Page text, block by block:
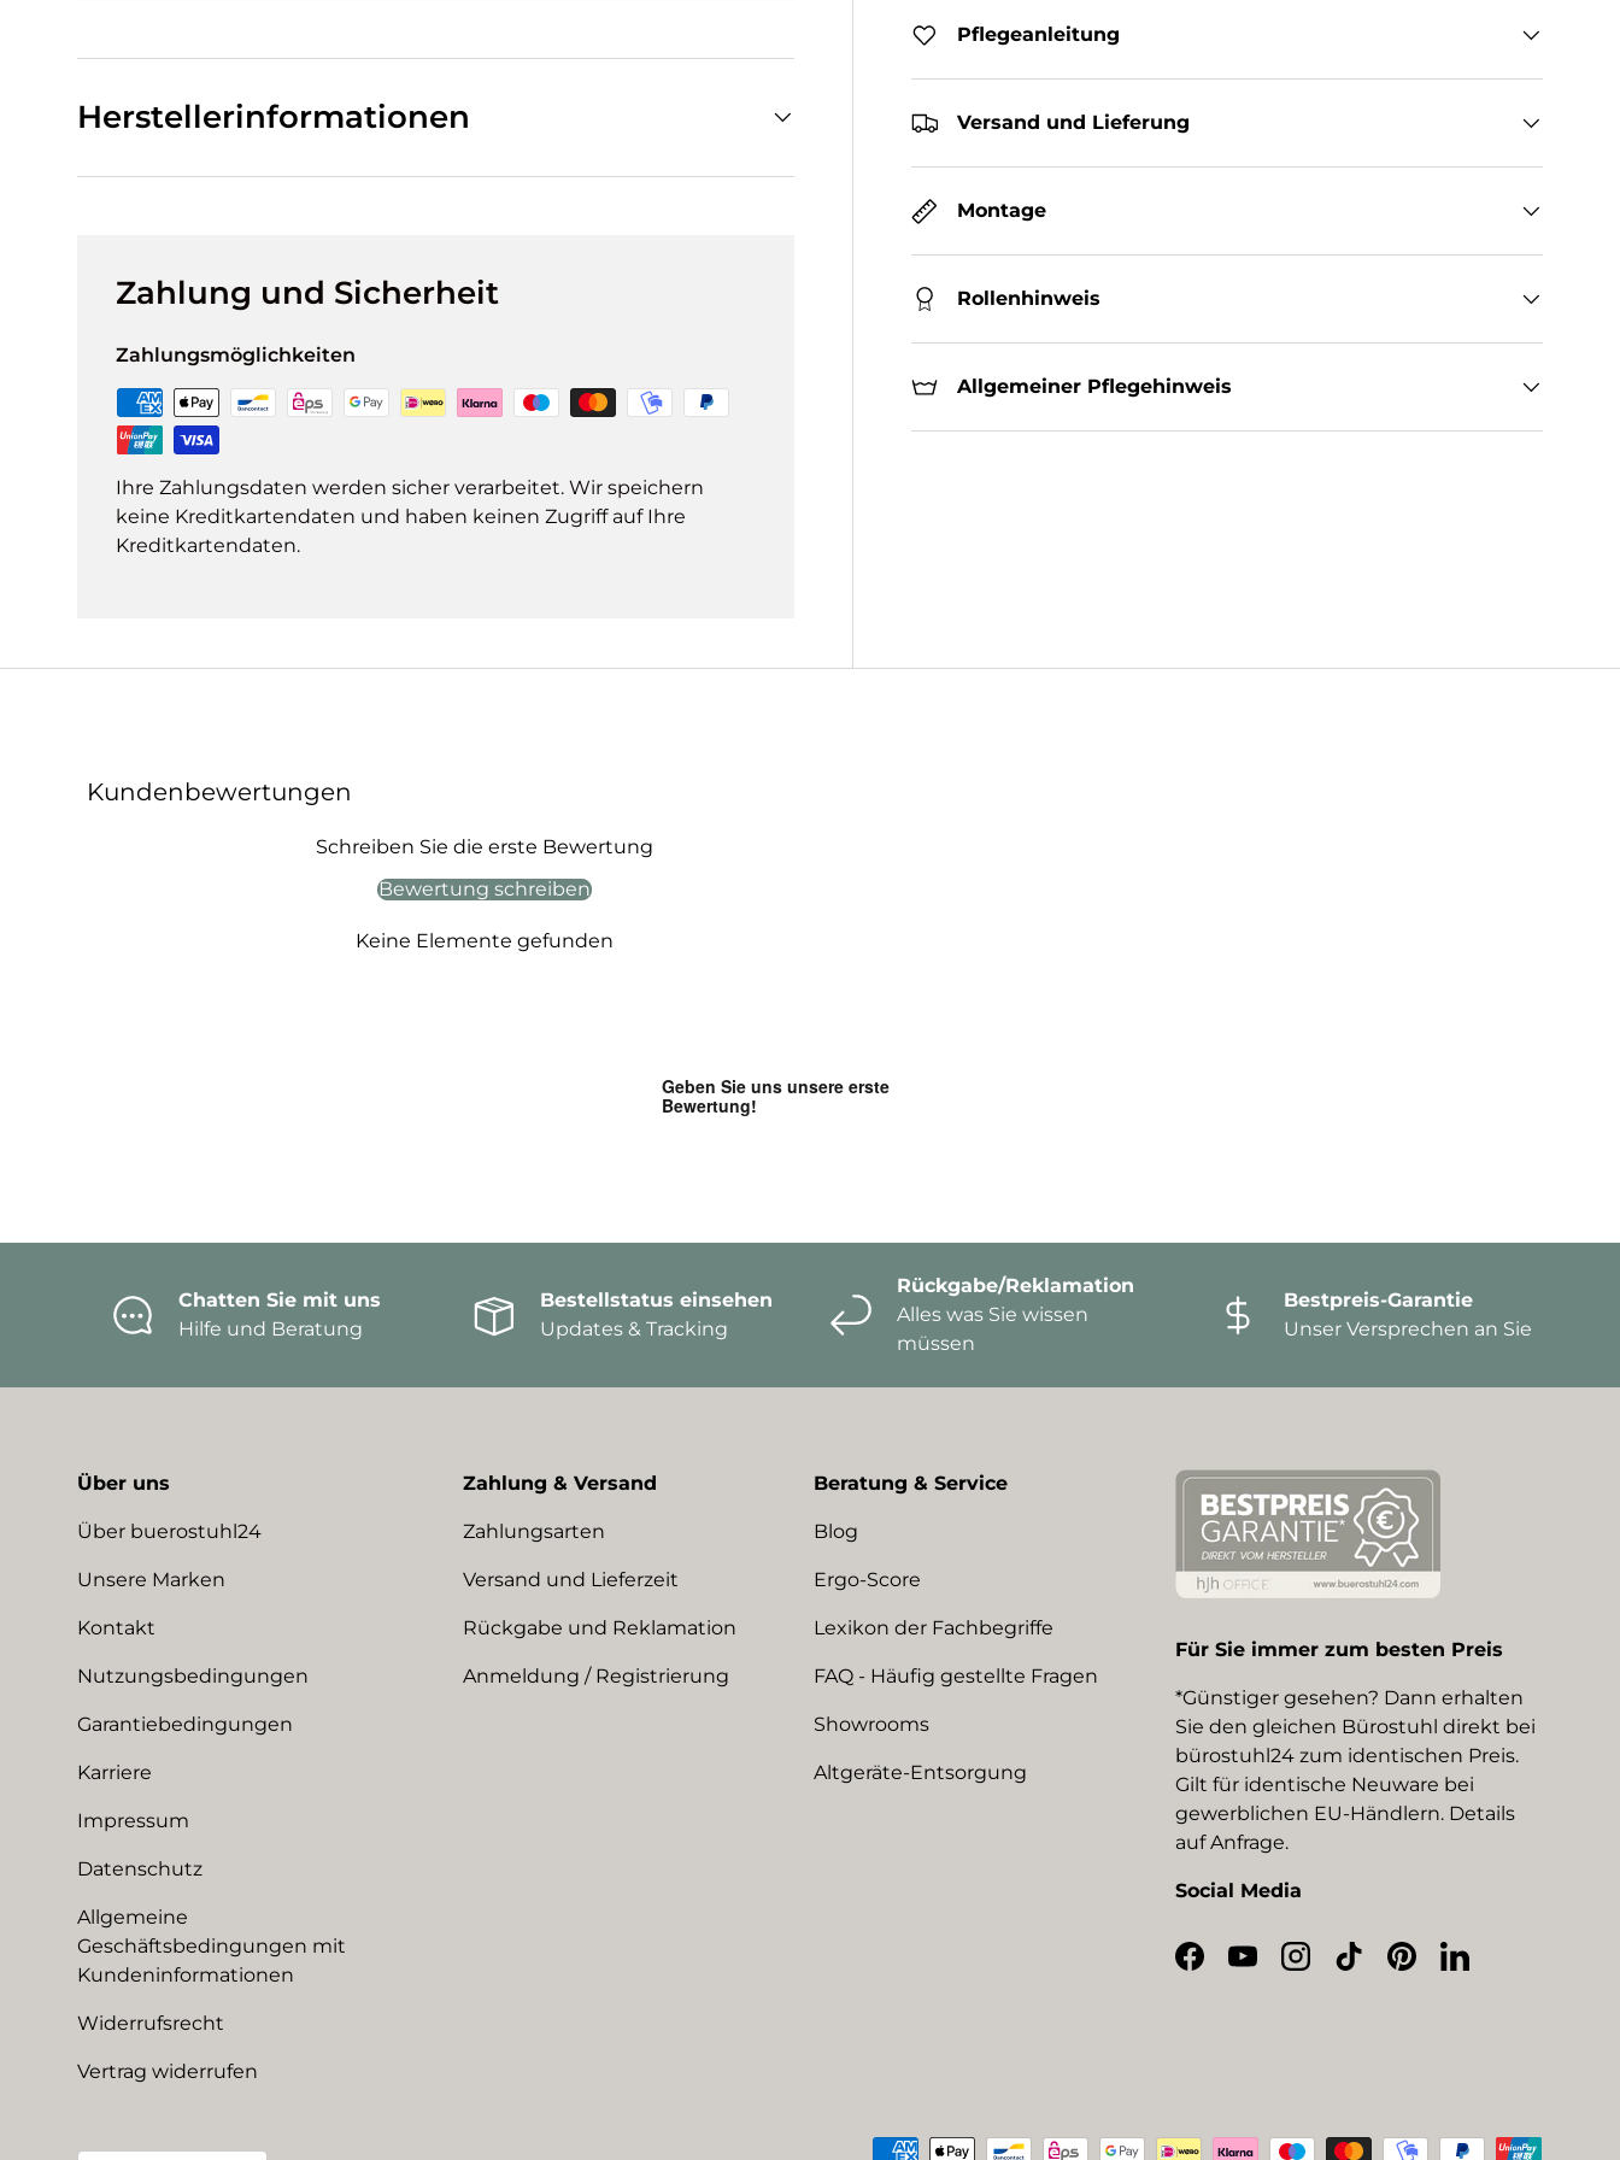
Pflegeanleitung
Versand und Lieferung
Montage
Rollenhinweis
Allgemeiner Pflegehinweis
Herstellerinformationen
Zahlung und Sicherheit
Zahlungsmöglichkeiten
Ihre Zahlungsdaten werden sicher verarbeitet. Wir speichern
keine Kreditkartendaten und haben keinen Zugriff auf Ihre
Kreditkartendaten.
Kundenbewertungen
Schreiben Sie die erste Bewertung
Bewertung schreiben
Keine Elemente gefunden
Chatten Sie mit uns
Hilfe und Beratung
Bestellstatus einsehen
Updates & Tracking
Rückgabe/Reklamation
Alles was Sie wissen
müssen
Bestpreis-Garantie
Unser Versprechen an Sie
Über uns
Über buerostuhl24
Unsere Marken
Kontakt
Nutzungsbedingungen
Garantiebedingungen
Karriere
Impressum
Datenschutz
Allgemeine
Geschäftsbedingungen mit
Kundeninformationen
Widerrufsrecht
Vertrag widerrufen
Zahlung & Versand
Zahlungsarten
Versand und Lieferzeit
Rückgabe und Reklamation
Anmeldung / Registrierung
Beratung & Service
Blog
Ergo-Score
Lexikon der Fachbegriffe
FAQ - Häufig gestellte Fragen
Showrooms
Altgeräte-Entsorgung
Für Sie immer zum besten Preis
*Günstiger gesehen? Dann erhalten
Sie den gleichen Bürostuhl direkt bei
bürostuhl24 zum identischen Preis.
Gilt für identische Neuware bei
gewerblichen EU-Händlern. Details
auf Anfrage.
Social Media
Facebook
YouTubeInstagram
TikTokPinterestLinkedIn
Zahlungsmethoden